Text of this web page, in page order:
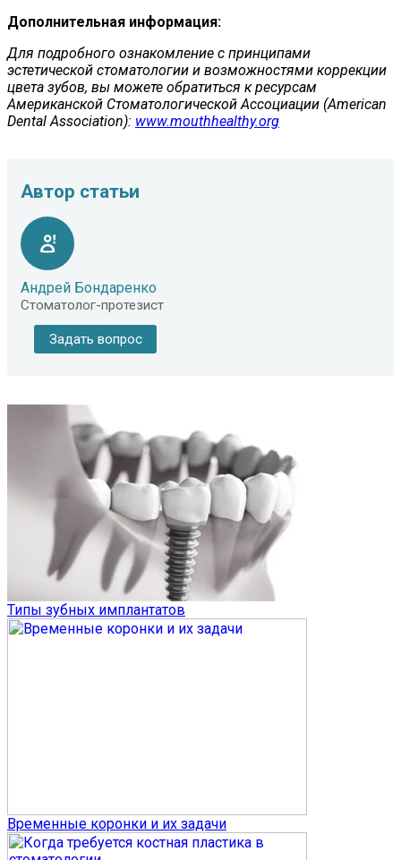
Дополнительная информация:
Для подробного ознакомление с принципами
эстетической стоматологии и возможностями коррекции
цвета зубов, вы можете обратиться к ресурсам
Американской Стоматологической Ассоциации (American
Dental Association): www.mouthhealthy.org
Автор статьи
Андрей Бондаренко
Стоматолог-протезист
Задать вопрос
Типы зубных имплантатов
Временные коронки и их задачи